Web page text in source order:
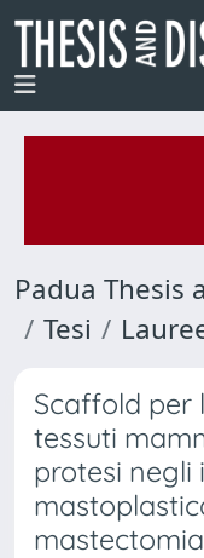
Padua Thesis
Tesi
Scaffold per
tessuti
protesi negli
mastectomia